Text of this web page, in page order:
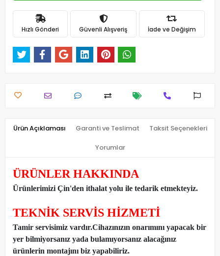
Hızlı Gönderi Güvenli Alışveriş İade ve Değişim
Ürün Açıklaması Garanti ve Teslimat Taksit Seçenekleri
Yorumlar
ÜRÜNLER HAKKINDA
Ürünlerimizi Çin'den ithalat yolu ile tedarik etmekteyiz.
TEKNİK SERVİS HİZMETİ
Tamir servisimiz vardır.Cihazınızın onarımını yapacak bir
yer bilmiyorsanız yada bulamıyorsanız alacağınız
ürünlerin montajını biz yapabiliriz.